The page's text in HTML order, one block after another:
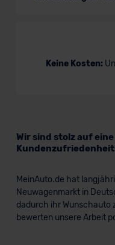
Keine Kosten:
Wir sind stolz auf
MeinAuto.de hat
Neuwagenmarkt in
dadurch ihr Wunschauto
bewerten unsere Arbeit